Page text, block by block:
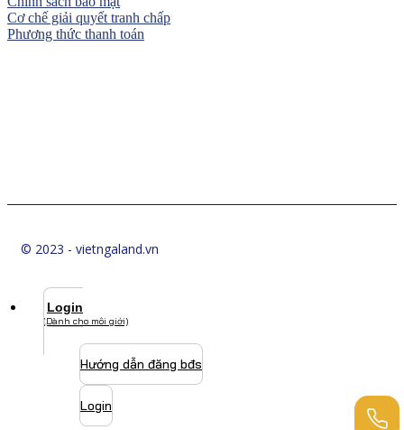
Cơ chế giải quyết tranh chấp
Phương thức thanh toán
© 2023 - vietngaland.vn
Login
(Dành cho môi giới)
Hướng dẫn đăng bđs
Login